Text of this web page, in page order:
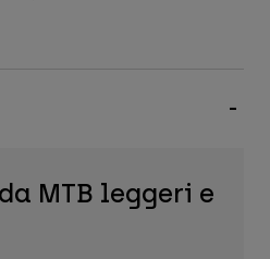
MTB leggeri e